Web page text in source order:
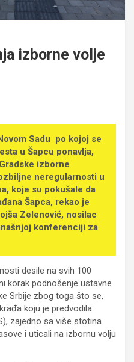
izborne volje
Sadu po kojoj se
u Šapcu ponavlja,
izborne
neregularnosti u
koje su pokušale da
Šapca, rekao je
Zelenović, nosilac
konferenciji za
desile na svih 100
korak podnošenje ustavne
Srbije zbog toga što se,
koju je predvodila
zajedno sa više stotina
i uticali na izbornu volju